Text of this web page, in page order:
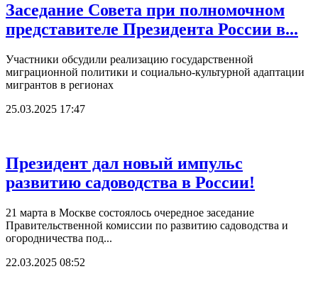
Заседание Совета при полномочном
представителе Президента России в...
Участники обсудили реализацию государственной
миграционной политики и социально-культурной адаптации
мигрантов в регионах
25.03.2025 17:47
Президент дал новый импульс
развитию садоводства в России!
21 марта в Москве состоялось очередное заседание
Правительственной комиссии по развитию садоводства и
огородничества под...
22.03.2025 08:52